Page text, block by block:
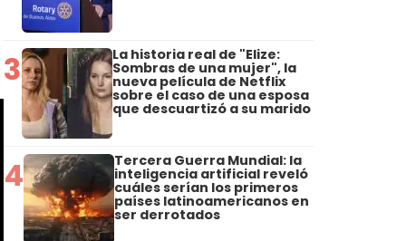
3 La historia real de "Elize:
Sombras de una mujer", la
nueva película de Netflix
sobre el caso de una esposa
que descuartizó a su marido
4 Tercera Guerra Mundial: la
inteligencia artificial reveló
cuáles serían los primeros
países latinoamericanos en
ser derrotados